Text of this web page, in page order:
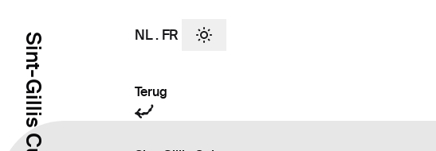
NL . FR
Terug